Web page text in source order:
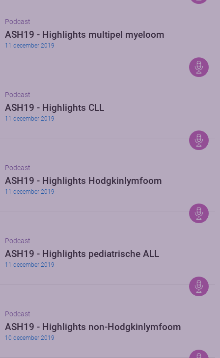
Podcast
ASH19 - Highlights multipel myeloom
11 december 2019
Podcast
ASH19 - Highlights CLL
11 december 2019
Podcast
ASH19 - Highlights Hodgkinlymfoom
11 december 2019
Podcast
ASH19 - Highlights pediatrische ALL
11 december 2019
Podcast
ASH19 - Highlights non-Hodgkinlymfoom
10 december 2019